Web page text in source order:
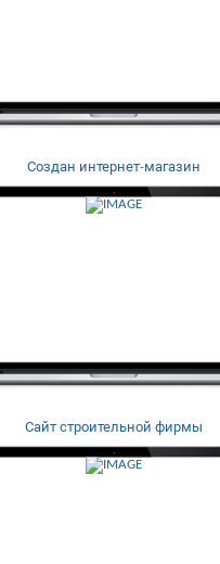
Создан интернет-магазин
Сайт строительной фирмы